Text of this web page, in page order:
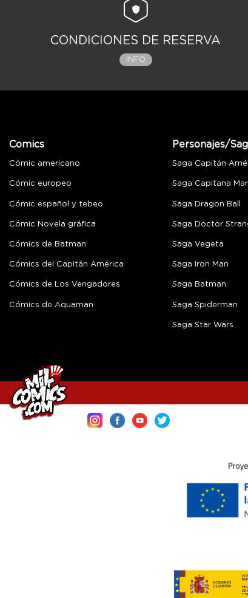
CONDICIONES DE RESERVA
INFO
Comics
Cómic americano
Cómic europeo
Cómic español y tebeo
Cómic Novela gráfica
Cómics de Batman
Cómics del Capitán América
Cómics de Los Vengadores
Cómics de Aquaman
Personajes/
Saga Capitán
Saga Capitana
Saga Dragon Ball
Saga Doctor
Saga Vegeta
Saga Iron Man
Saga Batman
Saga Spiderman
Saga Star Wars